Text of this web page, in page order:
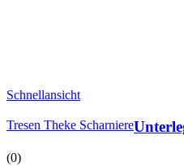
Schnellansicht
Tresen Theke Scharniere
(0)